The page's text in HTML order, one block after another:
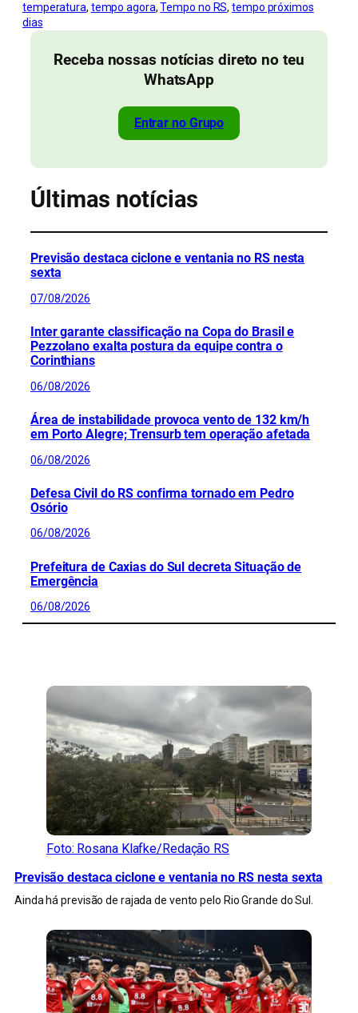
temperatura, tempo agora, Tempo no RS, tempo próximos
dias
Receba nossas notícias direto no teu
WhatsApp
Entrar no Grupo
Últimas notícias
Previsão destaca ciclone e ventania no RS nesta
sexta
07/08/2026
Inter garante classificação na Copa do Brasil e
Pezzolano exalta postura da equipe contra o
Corinthians
06/08/2026
Área de instabilidade provoca vento de 132 km/h
em Porto Alegre; Trensurb tem operação afetada
06/08/2026
Defesa Civil do RS confirma tornado em Pedro
Osório
06/08/2026
Prefeitura de Caxias do Sul decreta Situação de
Emergência
06/08/2026
Foto: Rosana Klafke/Redação RS
Previsão destaca ciclone e ventania no RS nesta sexta
Ainda há previsão de rajada de vento pelo Rio Grande do Sul.